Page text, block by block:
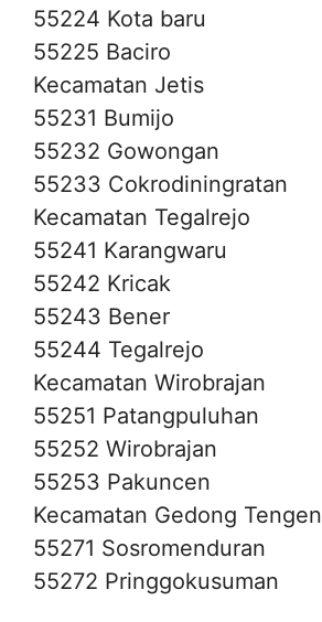
55224 Kota baru
55225 Baciro
Kecamatan Jetis
55231 Bumijo
55232 Gowongan
55233 Cokrodiningratan
Kecamatan Tegalrejo
55241 Karangwaru
55242 Kricak
55243 Bener
55244 Tegalrejo
Kecamatan Wirobrajan
55251 Patangpuluhan
55252 Wirobrajan
55253 Pakuncen
Kecamatan Gedong Tengen
55271 Sosromenduran
55272 Pringgokusuman